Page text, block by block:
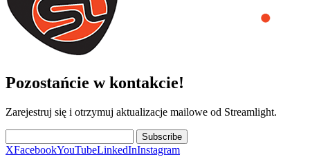
Pozostańcie w kontakcie!
Zarejestruj się i otrzymuj aktualizacje mailowe od Streamlight.
Subscribe
XFacebookYouTubeLinkedInInstagram